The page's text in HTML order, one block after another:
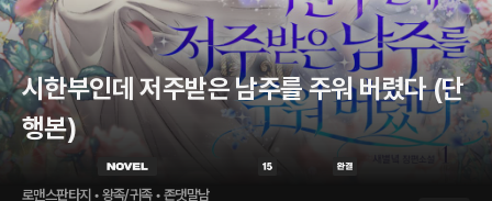
시한부인데 저주받은 남주를 주워 버렸다 (단
행본)
로맨스판타지 • 왕족/귀족 • 존댓말남